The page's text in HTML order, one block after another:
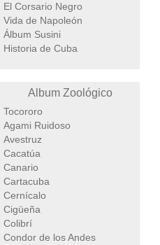
El Corsario Negro
Vida de Napoleón
Álbum Susini
Historia de Cuba
Album Zoológico
Tocororo
Agami Ruidoso
Avestruz
Cacatúa
Canario
Cartacuba
Cernícalo
Cigüeña
Colibrí
Condor de los Andes